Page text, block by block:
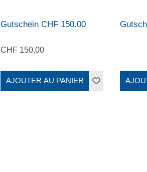
Gutschein CHF 150.00
CHF 150,00